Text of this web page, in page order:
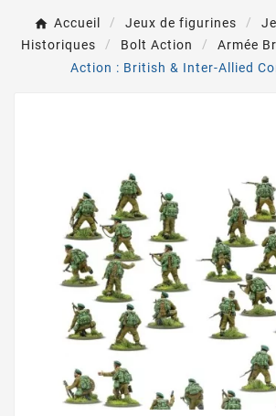
Accueil Jeux de figurines
Historiques
Bolt Action Armée
Action : British & Inter-Allied